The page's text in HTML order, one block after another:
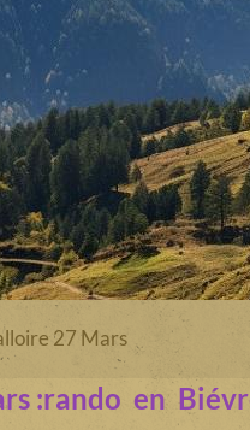
27 Mars
:rando en